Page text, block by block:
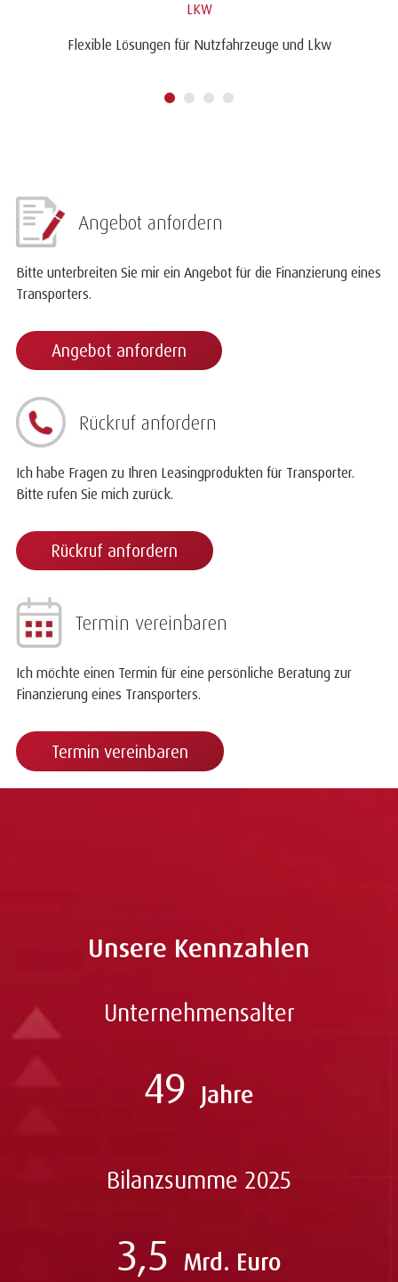
LKW
Flexible Lösungen für Nutzfahrzeuge und Lkw
Angebot anfordern
Bitte unterbreiten Sie mir ein Angebot für die Finanzierung eines
Transporters.
Angebot anfordern
Rückruf anfordern
Ich habe Fragen zu Ihren Leasingprodukten für Transporter.
Bitte rufen Sie mich zurück.
Rückruf anfordern
Termin vereinbaren
Ich möchte einen Termin für eine persönliche Beratung zur
Finanzierung eines Transporters.
Termin vereinbaren
Unsere Kennzahlen
Unternehmensalter
49 Jahre
Bilanzsumme 2025
3,5 Mrd. Euro